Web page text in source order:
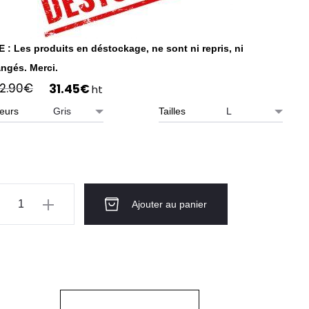
: Les produits en déstockage, ne sont ni repris, ni
Merci.
€
initial
31.45€ Le
ht
Tailles
Ajouter au panier